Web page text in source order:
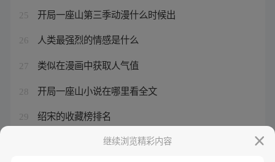
25 开局一座山第三季动漫什么时候出
26 人类最强烈的情感是什么
27 类似在漫画中获取人气值
28 开局一座山小说在哪里看全文
29 绍宋的收藏榜排名
绍宋无弹窗作者赵官家继续浏览精彩内容